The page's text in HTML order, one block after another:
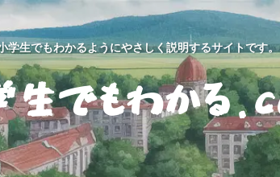
学生でもわかるようにやさしく説明するサイトです。